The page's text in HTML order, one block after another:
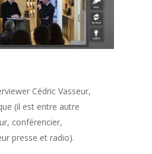
Cédric Vasseur,
(il est entre autre
conférencier,
presse et radio).